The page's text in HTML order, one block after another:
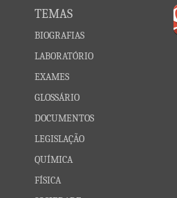
TEMAS
BIOGRAFIAS
LABORATÓRIO
EXAMES
GLOSSÁRIO
DOCUMENTOS
LEGISLAÇÃO
QUÍMICA
FÍSICA